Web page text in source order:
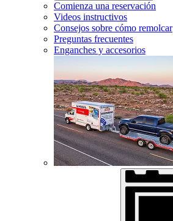
Comienza una reservación
Videos instructivos
Consejos sobre cómo remolcar
Preguntas frecuentes
Enganches y accesorios